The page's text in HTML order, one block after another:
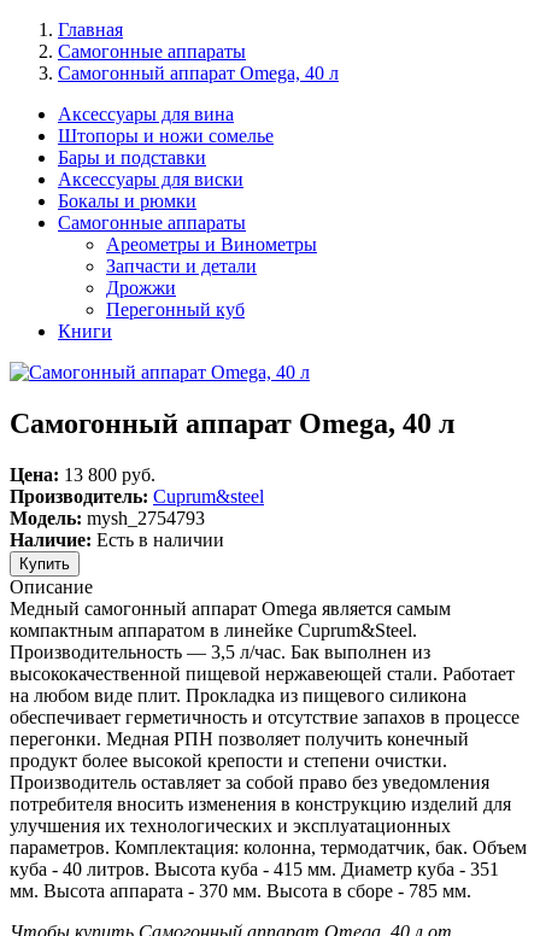
Главная
Самогонные аппараты
Самогонный аппарат Omega, 40 л
Аксессуары для вина
Штопоры и ножи сомелье
Бары и подставки
Аксессуары для виски
Бокалы и рюмки
Самогонные аппараты
Ареометры и Винометры
Запчасти и детали
Дрожжи
Перегонный куб
Книги
Самогонный аппарат Omega, 40 л
Цена: 13 800 руб.
Производитель: Cuprum&steel
Модель: mysh_2754793
Наличие: Есть в наличии
Описание
Медный самогонный аппарат Omega является самым
компактным аппаратом в линейке Cuprum&Steel.
Производительность — 3,5 л/час. Бак выполнен из
высококачественной пищевой нержавеющей стали. Работает
на любом виде плит. Прокладка из пищевого силикона
обеспечивает герметичность и отсутствие запахов в процессе
перегонки. Медная РПН позволяет получить конечный
продукт более высокой крепости и степени очистки.
Производитель оставляет за собой право без уведомления
потребителя вносить изменения в конструкцию изделий для
улучшения их технологических и эксплуатационных
параметров. Комплектация: колонна, термодатчик, бак. Объем
куба - 40 литров. Высота куба - 415 мм. Диаметр куба - 351
мм. Высота аппарата - 370 мм. Высота в сборе - 785 мм.
Чтобы купить Самогонный аппарат Omega, 40 л от